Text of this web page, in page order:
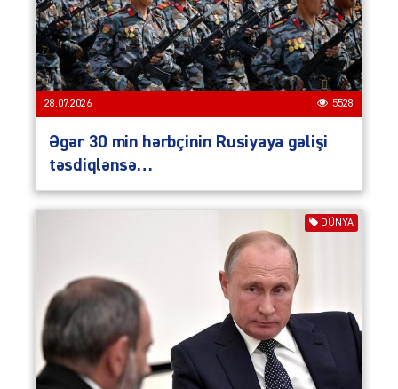
28.07.2026 5528
Əgər 30 min hərbçinin Rusiyaya gəlişi
təsdiqlənsə…
DÜNYA